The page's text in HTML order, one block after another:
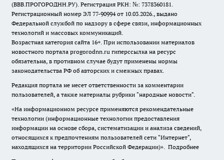
(ВВВ.ПРОГОРОДНН.РУ). Регистрация РКН: №: 7378360181.
Регистрационный номер ЭЛ 77-90994 от 10.03.2026., выдано
Федеральной службой по надзору в сфере связи, информационных
технологий и массовых коммуникаций.
Возрастная категория сайта 16+. При использовании материалов
новостного портала progorodnn.ru гиперссылка на ресурс
обязательна, в противном случае будут применены нормы
законодательства РФ об авторских и смежных правах.
Редакция портала не несет ответственности за комментарии
пользователей, а также материалы рубрики "народные новости".
«На информационном ресурсе применяются рекомендательные
технологии (информационные технологии предоставления
информации на основе сбора, систематизации и анализа сведений,
относящихся к предпочтениям пользователей сети "Интернет",
находящихся на территории Российской Федерации)». Подробнее